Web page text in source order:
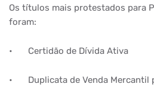
Os títulos mais protestados para
foram:
• Certidão de Dívida Ativa
• Duplicata de Venda Mercantil